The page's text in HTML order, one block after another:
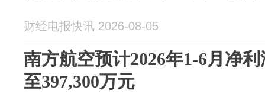
财经电报快讯 2026-08-05
南方航空预计2026年1-6月净
至397,300万元